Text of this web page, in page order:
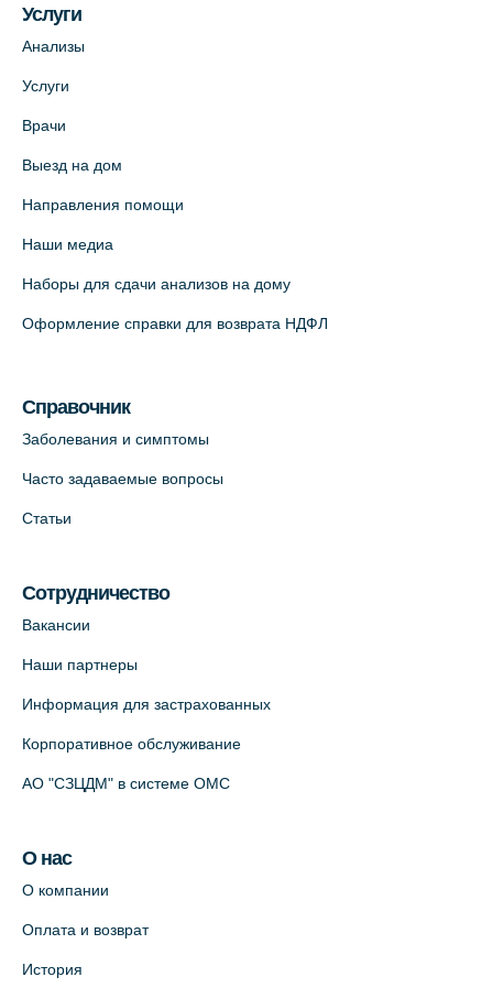
Услуги
Анализы
Услуги
Врачи
Выезд на дом
Направления помощи
Наши медиа
Наборы для сдачи анализов на дому
Оформление справки для возврата НДФЛ
Справочник
Заболевания и симптомы
Часто задаваемые вопросы
Статьи
Сотрудничество
Вакансии
Наши партнеры
Информация для застрахованных
Корпоративное обслуживание
АО "СЗЦДМ" в системе ОМС
О нас
О компании
Оплата и возврат
История